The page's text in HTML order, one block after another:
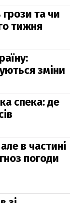
грози та чи
тижня
зміни
спека: де
в частині
погоди